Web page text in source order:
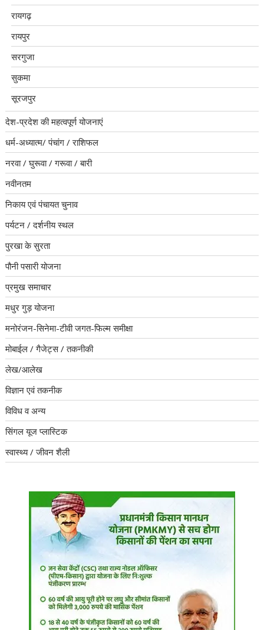
रायगढ़
रायपुर
सरगुजा
सुकमा
सूरजपुर
देश-प्रदेश की महत्वपूर्ण योजनाएं
धर्म-अध्यात्म/ पंचांग / राशिफल
नरवा / घुरूवा / गरूवा / बारी
नवीनतम
निकाय एवं पंचायत चुनाव
पर्यटन / दर्शनीय स्थल
पुरखा के सुरता
पौनी पसारी योजना
प्रमुख समाचार
मधुर गुड़ योजना
मनोरंजन-सिनेमा-टीवी जगत-फिल्म समीक्षा
मोबाईल / गैजेट्स / तकनीकी
लेख/आलेख
विज्ञान एवं तकनीक
विविध व अन्य
सिंगल यूज प्लास्टिक
स्वास्थ्य / जीवन शैली